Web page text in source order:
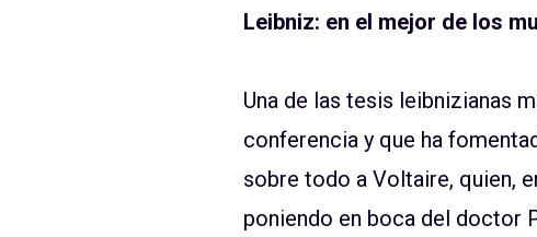
Leibniz: en el mejor de los
Una de las tesis leibnizianas
conferencia y que ha
sobre todo a Voltaire, quien,
poniendo en boca del doctor